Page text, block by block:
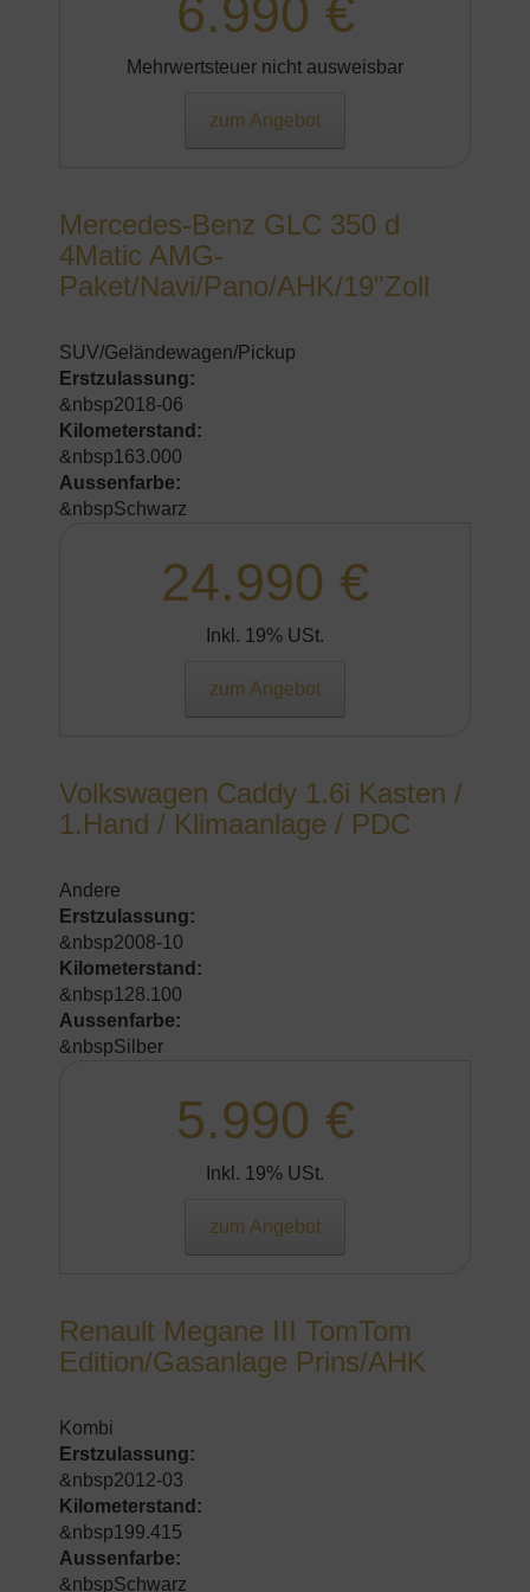
6.990 €
Mehrwertsteuer nicht ausweisbar
zum Angebot
Mercedes-Benz GLC 350 d
4Matic AMG-
Paket/Navi/Pano/AHK/19"Zoll
SUV/Geländewagen/Pickup
Erstzulassung:
&nbsp2018-06
Kilometerstand:
&nbsp163.000
Aussenfarbe:
&nbspSchwarz
24.990 €
Inkl. 19% USt.
zum Angebot
Volkswagen Caddy 1.6i Kasten /
1.Hand / Klimaanlage / PDC
Andere
Erstzulassung:
&nbsp2008-10
Kilometerstand:
&nbsp128.100
Aussenfarbe:
&nbspSilber
5.990 €
Inkl. 19% USt.
zum Angebot
Renault Megane III TomTom
Edition/Gasanlage Prins/AHK
Kombi
Erstzulassung:
&nbsp2012-03
Kilometerstand:
&nbsp199.415
Aussenfarbe:
&nbspSchwarz